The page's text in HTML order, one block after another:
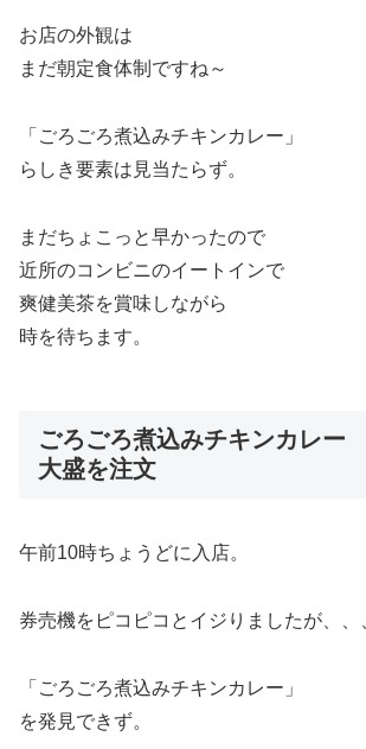
お店の外観は
まだ朝定食体制ですね～
「ごろごろ煮込みチキンカレー」
らしき要素は見当たらず。
まだちょこっと早かったので
近所のコンビニのイートインで
爽健美茶を賞味しながら
時を待ちます。
ごろごろ煮込みチキンカレー
大盛を注文
午前10時ちょうどに入店。
券売機をピコピコとイジりましたが、、
「ごろごろ煮込みチキンカレー」
を発見できず。